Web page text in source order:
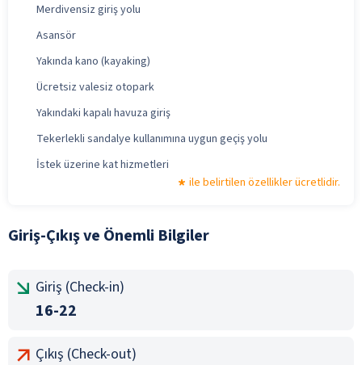
Merdivensiz giriş yolu
Asansör
Yakında kano (kayaking)
Ücretsiz valesiz otopark
Yakındaki kapalı havuza giriş
Tekerlekli sandalye kullanımına uygun geçiş yolu
İstek üzerine kat hizmetleri
ile belirtilen özellikler ücretlidir.
Giriş-Çıkış ve Önemli Bilgiler
Giriş (Check-in)
16-22
Çıkış (Check-out)